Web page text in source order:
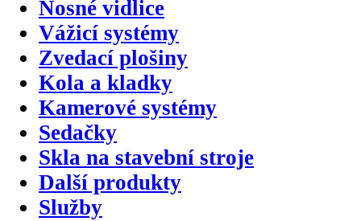
Nosné vidlice
Vážicí systémy
Zvedací plošiny
Kola a kladky
Kamerové systémy
Sedačky
Skla na stavební stroje
Další produkty
Služby